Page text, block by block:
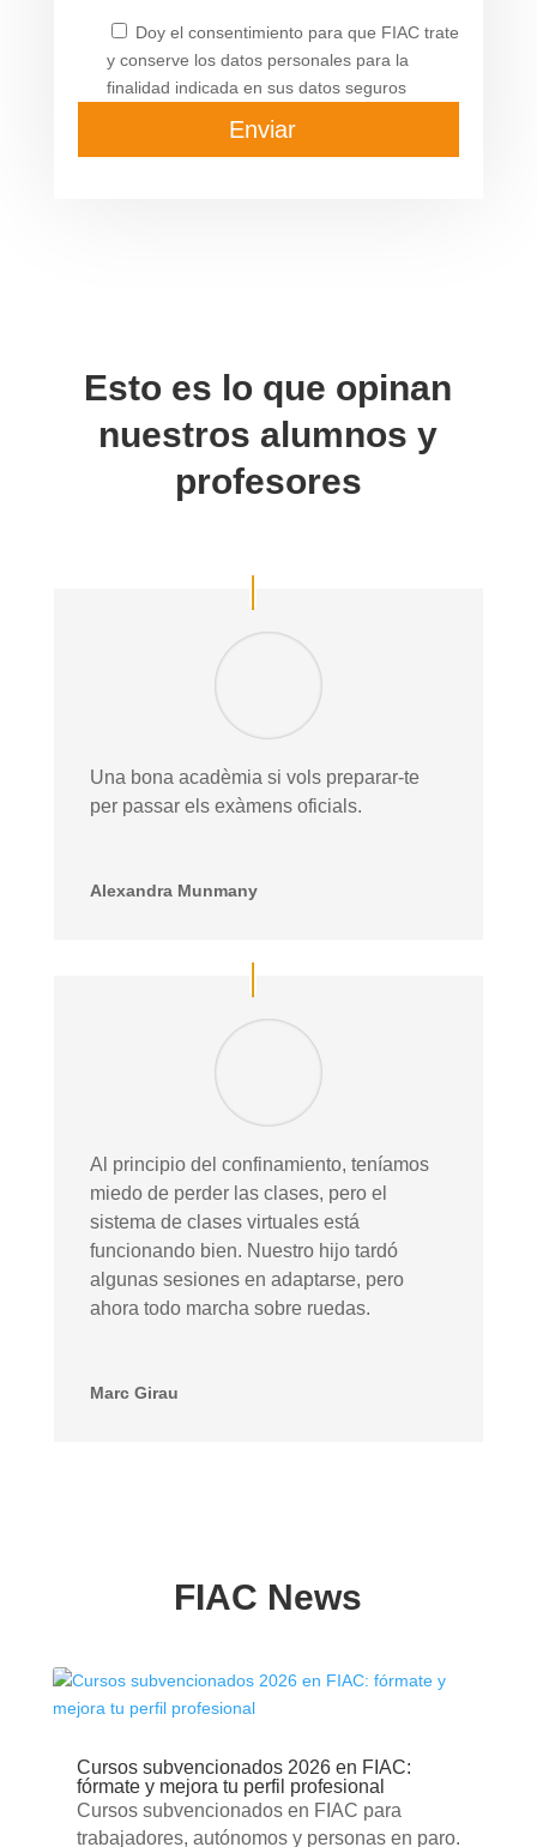
Doy el consentimiento para que FIAC trate
y conserve los datos personales para la
finalidad indicada en sus datos seguros
Esto es lo que opinan
nuestros alumnos y
profesores
Una bona acadèmia si vols preparar-te
per passar els exàmens oficials.
Alexandra Munmany
Al principio del confinamiento, teníamos
miedo de perder las clases, pero el
sistema de clases virtuales está
funcionando bien. Nuestro hijo tardó
algunas sesiones en adaptarse, pero
ahora todo marcha sobre ruedas.
Marc Girau
FIAC News
Cursos subvencionados 2026 en FIAC:
fórmate y mejora tu perfil profesional
Cursos subvencionados en FIAC para
trabajadores, autónomos y personas en paro.